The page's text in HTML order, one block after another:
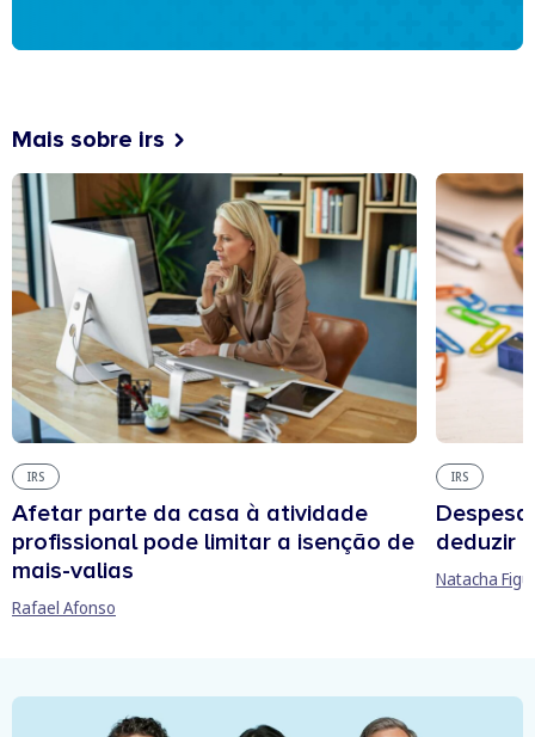
Mais sobre irs
IRS
Afetar parte da casa à atividade
profissional pode limitar a isenção de
mais-valias
Rafael Afonso
IRS
deduzir
Natacha